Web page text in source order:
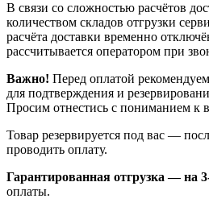
В связи со сложностью расчётов
количеством складов отгрузки
расчёта доставки временно
рассчитывается оператором при
Важно! Перед оплатой
для подтверждения и
Просим отнестись с пониманием к
Товар резервируется под вас —
проводить оплату.
Гарантированная отгрузка — на
оплаты.